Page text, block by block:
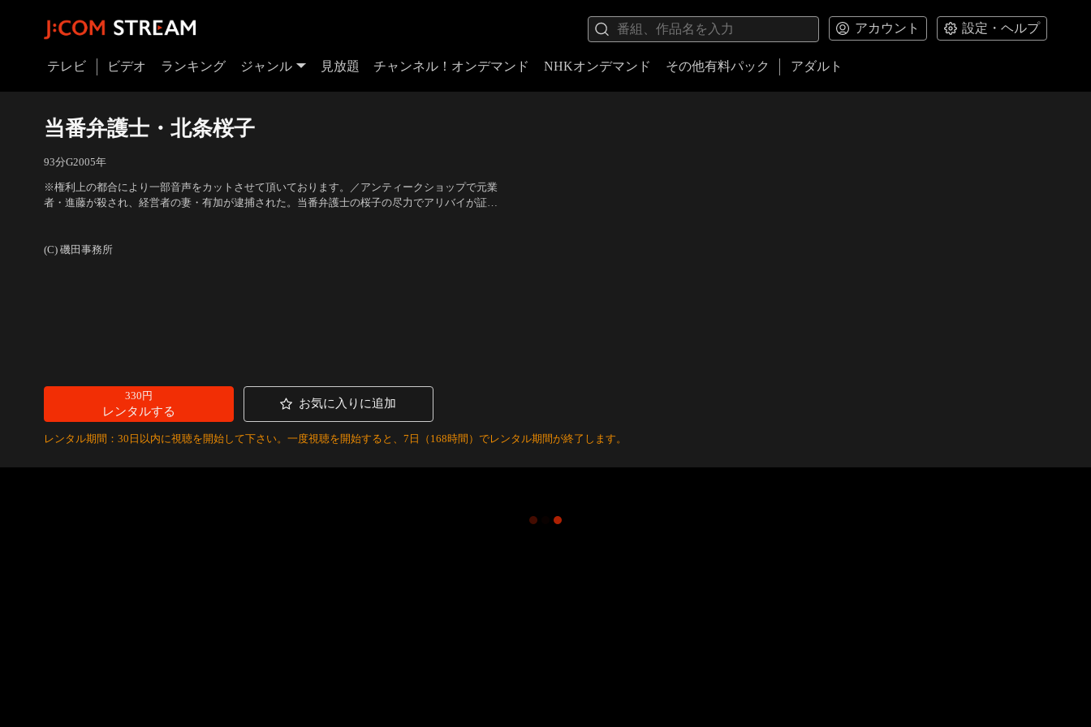
アカウント 設定・ヘルプ
テレビ ビデオ ランキング ジャンル 見放題 チャンネル！オンデマンド NHKオンデマンド その他有料パック アダルト
当番弁護士・北条桜子
93分G2005年
※権利上の都合により一部音声をカットさせて頂いております。／アンティークショップで元業
者・進藤が殺され、経営者の妻・有加が逮捕された。当番弁護士の桜子の尽力でアリバイが証明
(C) 磯田事務所
330円
レンタルする
お気に入りに追加
レンタル期間：30日以内に視聴を開始して下さい。一度視聴を開始すると、7日（168時間）でレンタル期間が終了します。